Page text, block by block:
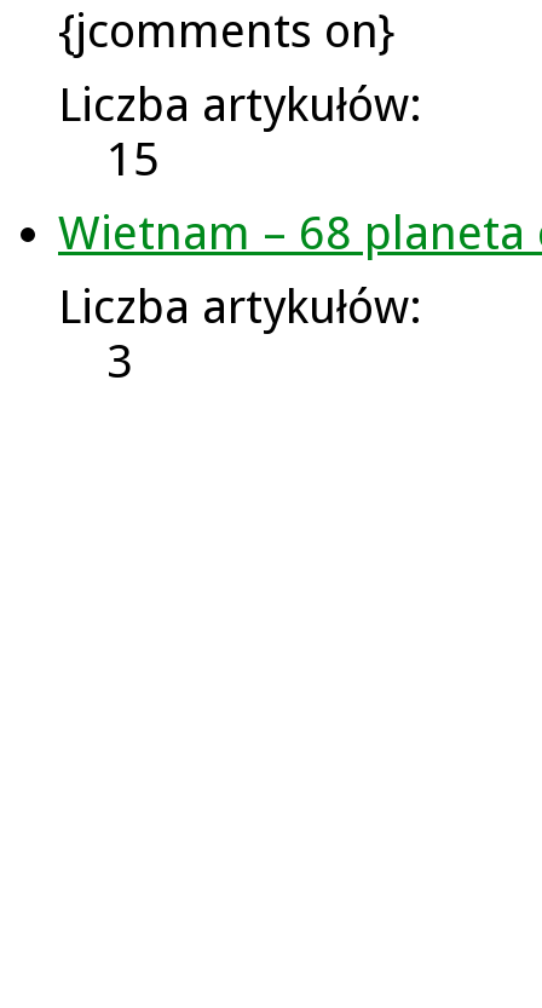
{jcomments on}
Liczba artykułów:
15
Wietnam – 68 planeta
Liczba artykułów:
3